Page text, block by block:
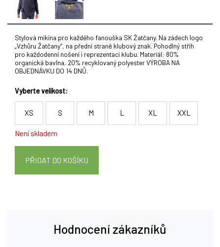
Stylová mikina pro každého fanouška SK Žatčany. Na zádech logo
„Vzhůru Žatčany“, na přední straně klubový znak. Pohodlný střih
pro každodenní nošení i reprezentaci klubu. Materiál: 80%
organická bavlna, 20% recyklovaný polyester VÝROBA NA
OBJEDNÁVKU DO 14 DNŮ.
Vyberte velikost:
XS S M L XL XXL
Není skladem
PŘIDAT DO KOŠÍKU
Hodnocení zákazníků